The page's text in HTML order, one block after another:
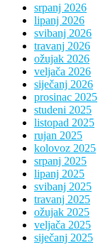
srpanj 2026
lipanj 2026
svibanj 2026
travanj 2026
ožujak 2026
veljača 2026
siječanj 2026
prosinac 2025
studeni 2025
listopad 2025
rujan 2025
kolovoz 2025
srpanj 2025
lipanj 2025
svibanj 2025
travanj 2025
ožujak 2025
veljača 2025
siječanj 2025